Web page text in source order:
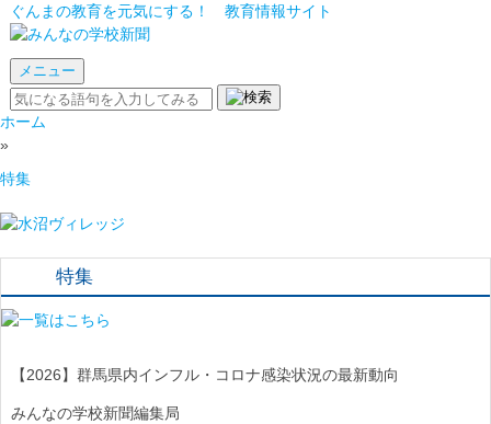
ぐんまの教育を元気にする！ 教育情報サイト
メニュー
ホーム
»
特集
特集
【2026】群馬県内インフル・コロナ感染状況の最新動向
みんなの学校新聞編集局